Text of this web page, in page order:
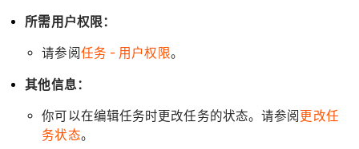
所需用户权限：
请参阅 任务 - 用户权限。
其他信息：
你可以在编辑任务时更改任务的状态。请参阅 更改任
务状态。